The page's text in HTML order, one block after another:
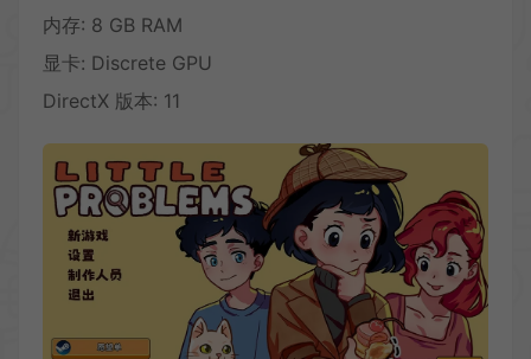
内存: 8 GB RAM
显卡: Discrete GPU
DirectX 版本: 11